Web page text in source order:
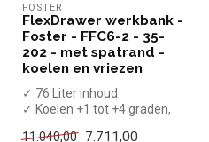
FOSTER
FlexDrawer werkbank -
Foster - FFC6-2 - 35-
202 - met spatrand -
koelen en vriezen
✓ 76 Liter inhoud
✓ Koelen +1 tot +4 graden,
11.040,00 7.711,00